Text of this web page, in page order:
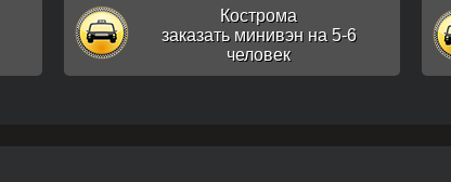
Кострома
заказать минивэн на 5-6
человек